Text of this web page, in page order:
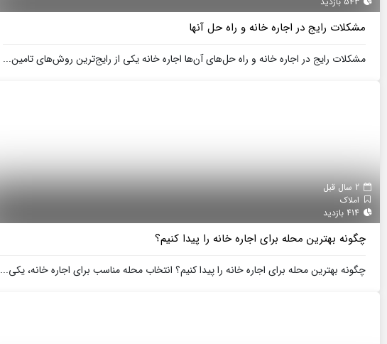
مشکلات رایج در اجاره خانه و راه حل آنها
مشکلات رایج در اجاره خانه و راه حل‌های آن‌ها اجاره خانه یکی از رایج‌ترین روش‌های تامین...
املاک
چگونه بهترین محله برای اجاره خانه را پیدا کنیم؟
چگونه بهترین محله برای اجاره خانه را پیدا کنیم؟ انتخاب محله مناسب برای اجاره خانه، یکی...